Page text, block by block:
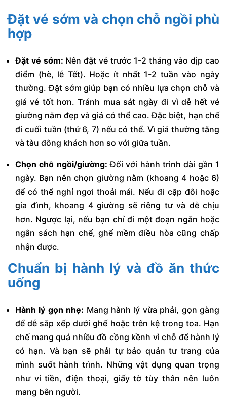
Đặt vé sớm và chọn chỗ ngồi phù
hợp
Đặt vé sớm: Nên đặt vé trước 1-2 tháng vào dịp cao
điểm (hè, lễ Tết). Hoặc ít nhất 1-2 tuần vào ngày
thường. Đặt sớm giúp bạn có nhiều lựa chọn chỗ và
giá vé tốt hơn. Tránh mua sát ngày đi vì dễ hết vé
giường nằm đẹp và giá có thể cao. Đặc biệt, hạn chế
đi cuối tuần (thứ 6, 7) nếu có thể. Vì giá thường tăng
và tàu đông khách hơn so với giữa tuần.
Chọn chỗ ngồi/giường: Đối với hành trình dài gần 1
ngày. Bạn nên chọn giường nằm (khoang 4 hoặc 6)
để có thể nghỉ ngơi thoải mái. Nếu đi cặp đôi hoặc
gia đình, khoang 4 giường sẽ riêng tư và dễ chịu
hơn. Ngược lại, nếu bạn chỉ đi một đoạn ngắn hoặc
ngân sách hạn chế, ghế mềm điều hòa cũng chấp
nhận được.
Chuẩn bị hành lý và đồ ăn thức
uống
Hành lý gọn nhẹ: Mang hành lý vừa phải, gọn gàng
để dễ sắp xếp dưới ghế hoặc trên kệ trong toa. Hạn
chế mang quá nhiều đồ cồng kềnh vì chỗ để hành lý
có hạn. Và bạn sẽ phải tự bảo quản tư trang của
mình suốt hành trình. Những vật dụng quan trọng
như ví tiền, điện thoại, giấy tờ tùy thân nên luôn
mang bên người.